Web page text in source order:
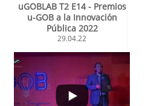
uGOBLAB T2 E14 - Premios
u-GOB a la Innovación
Pública 2022
29.04.22